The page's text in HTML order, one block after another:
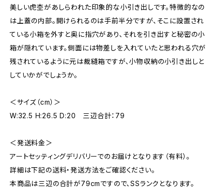
美しい虎杢があしらわれた印象的な小引き出しです。特徴的なの
は上蓋の内部。開けられるのは手前半分ですが、そこに設置され
ている小箱を外すと奥に指穴があり、それを引き出すと秘密の小
箱が隠れています。側面には物差しを入れていたと思われる穴が
残されているように元は裁縫箱ですが、小物収納の小引き出しと
していかがでしょうか。
＜サイズ（cm）＞
W:32.5 H:26.5 D:20 三辺合計：79
＜発送料金＞
アートセッティングデリバリーでのお届けとなります（有料）。
詳細は下記の送料・発送方法をご確認ください。
本商品は三辺の合計が79cmですので、SSランクとなります。